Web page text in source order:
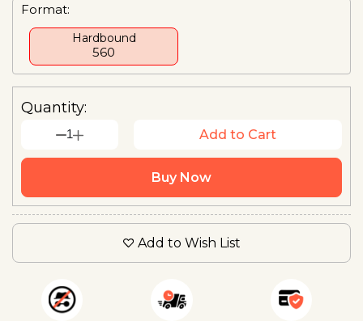
Format:
Hardbound
₹560
Quantity:
1 Add to Cart
Buy Now
Add to Wish List